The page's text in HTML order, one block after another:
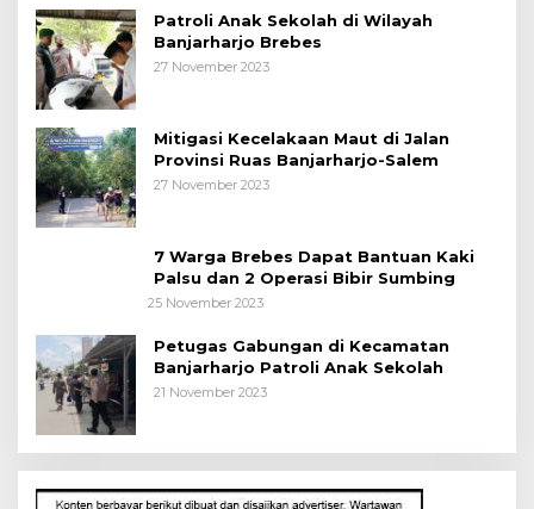
Patroli Anak Sekolah di Wilayah
Banjarharjo Brebes
27 November 2023
Mitigasi Kecelakaan Maut di Jalan
Provinsi Ruas Banjarharjo-Salem
27 November 2023
7 Warga Brebes Dapat Bantuan Kaki
Palsu dan 2 Operasi Bibir Sumbing
25 November 2023
Petugas Gabungan di Kecamatan
Banjarharjo Patroli Anak Sekolah
21 November 2023